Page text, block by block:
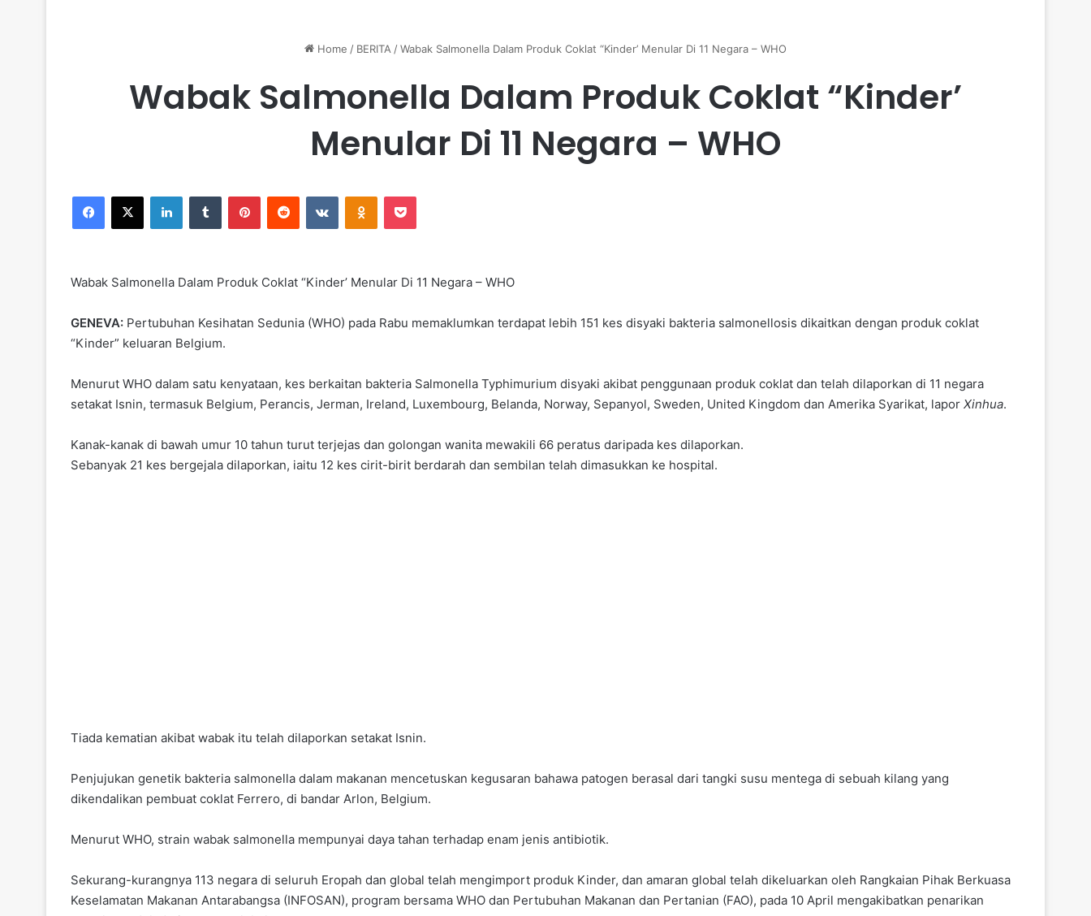
Home / BERITA /Wabak Salmonella Dalam Produk Coklat “Kinder’ Menular Di 11 Negara – WHO
Wabak Salmonella Dalam Produk Coklat “Kinder’
Menular Di 11 Negara – WHO
Wabak Salmonella Dalam Produk Coklat “Kinder’ Menular Di 11 Negara – WHO
GENEVA: Pertubuhan Kesihatan Sedunia (WHO) pada Rabu memaklumkan terdapat lebih 151 kes disyaki bakteria salmonellosis dikaitkan dengan produk coklat
“Kinder” keluaran Belgium.
Menurut WHO dalam satu kenyataan, kes berkaitan bakteria Salmonella Typhimurium disyaki akibat penggunaan produk coklat dan telah dilaporkan di 11 negara
setakat Isnin, termasuk Belgium, Perancis, Jerman, Ireland, Luxembourg, Belanda, Norway, Sepanyol, Sweden, United Kingdom dan Amerika Syarikat, lapor Xinhua.
Kanak-kanak di bawah umur 10 tahun turut terjejas dan golongan wanita mewakili 66 peratus daripada kes dilaporkan.
Sebanyak 21 kes bergejala dilaporkan, iaitu 12 kes cirit-birit berdarah dan sembilan telah dimasukkan ke hospital.
Tiada kematian akibat wabak itu telah dilaporkan setakat Isnin.
Penjujukan genetik bakteria salmonella dalam makanan mencetuskan kegusaran bahawa patogen berasal dari tangki susu mentega di sebuah kilang yang
dikendalikan pembuat coklat Ferrero, di bandar Arlon, Belgium.
Menurut WHO, strain wabak salmonella mempunyai daya tahan terhadap enam jenis antibiotik.
Sekurang-kurangnya 113 negara di seluruh Eropah dan global telah mengimport produk Kinder, dan amaran global telah dikeluarkan oleh Rangkaian Pihak Berkuasa
Keselamatan Makanan Antarabangsa (INFOSAN), program bersama WHO dan Pertubuhan Makanan dan Pertanian (FAO), pada 10 April mengakibatkan penarikan